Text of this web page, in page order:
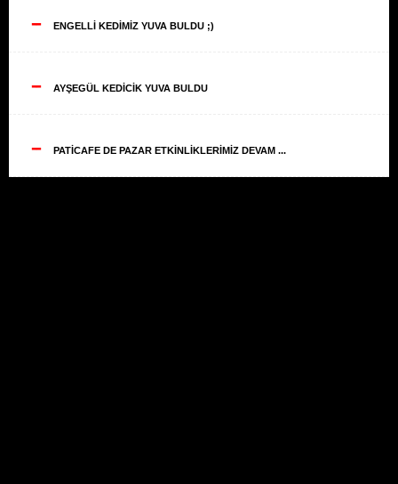
-- ENGELLİ KEDİMİZ YUVA BULDU ;)
-- AYŞEGÜL KEDİCİK YUVA BULDU
-- PATİCAFE DE PAZAR ETKİNLİKLERİMİZ DEVAM ...